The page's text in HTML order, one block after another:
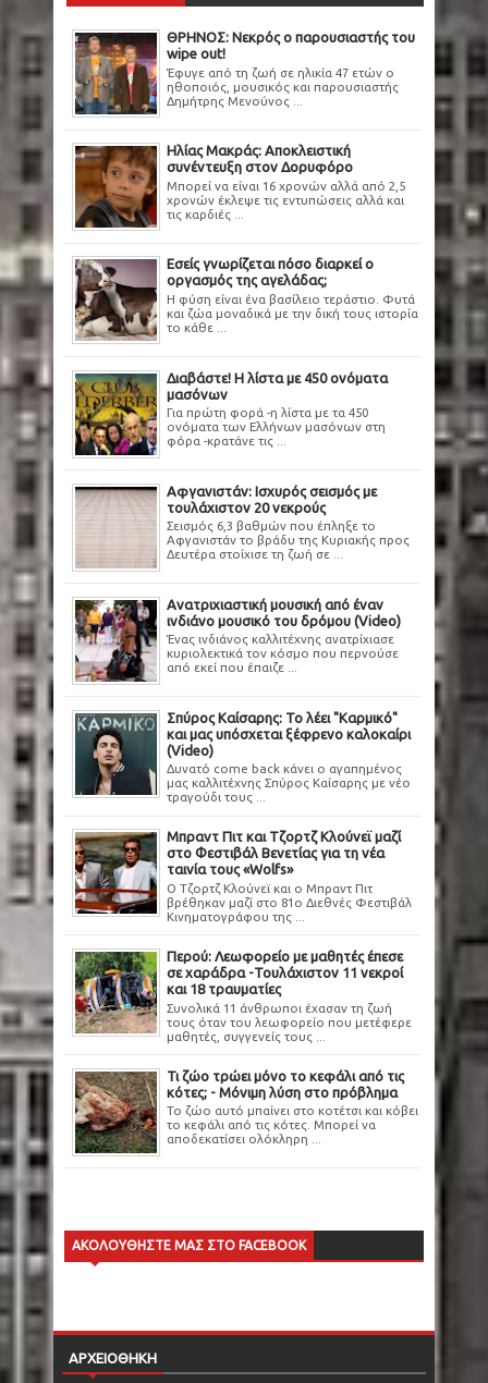
ΘΡΗΝΟΣ: Νεκρός ο παρουσιαστής του
wipe out!
Έφυγε από τη ζωή σε ηλικία 47 ετών ο
ηθοποιός, μουσικός και παρουσιαστής
Δημήτρης Μενούνος ...
Ηλίας Μακράς: Αποκλειστική
συνέντευξη στον Δορυφόρο
Μπορεί να είναι 16 χρονών αλλά από 2,5
χρονών έκλεψε τις εντυπώσεις αλλά και
τις καρδιές ...
Εσείς γνωρίζεται πόσο διαρκεί ο
οργασμός της αγελάδας;
Η φύση είναι ένα βασίλειο τεράστιο. Φυτά
και ζώα μοναδικά με την δική τους ιστορία
το κάθε ...
Διαβάστε! Η λίστα με 450 ονόματα
μασόνων
Για πρώτη φορά -η λίστα με τα 450
ονόματα των Ελλήνων μασόνων στη
φόρα -κρατάνε τις ...
Αφγανιστάν: Ισχυρός σεισμός με
τουλάχιστον 20 νεκρούς
Σεισμός 6,3 βαθμών που έπληξε το
Αφγανιστάν το βράδυ της Κυριακής προς
Δευτέρα στοίχισε τη ζωή σε ...
Ανατριχιαστική μουσική από έναν
ινδιάνο μουσικό του δρόμου (Video)
Ένας ινδιάνος καλλιτέχνης ανατρίχιασε
κυριολεκτικά τον κόσμο που περνούσε
από εκεί που έπαιζε ...
Σπύρος Καίσαρης: Το λέει "Καρμικό"
και μας υπόσχεται ξέφρενο καλοκαίρι
(Video)
Δυνατό come back κάνει ο αγαπημένος
μας καλλιτέχνης Σπύρος Καίσαρης με νέο
τραγούδι τους ...
Μπραντ Πιτ και Τζορτζ Κλούνεϊ μαζί
στο Φεστιβάλ Βενετίας για τη νέα
ταινία τους «Wolfs»
Ο Τζορτζ Κλούνεϊ και ο Μπραντ Πιτ
βρέθηκαν μαζί στο 81ο Διεθνές Φεστιβάλ
Κινηματογράφου της ...
Περού: Λεωφορείο με μαθητές έπεσε
σε χαράδρα -Τουλάχιστον 11 νεκροί
και 18 τραυματίες
Συνολικά 11 άνθρωποι έχασαν τη ζωή
τους όταν του λεωφορείο που μετέφερε
μαθητές, συγγενείς τους ...
Τι ζώο τρώει μόνο το κεφάλι από τις
κότες; - Μόνιμη λύση στο πρόβλημα
Το ζώο αυτό μπαίνει στο κοτέτσι και κόβει
το κεφάλι από τις κότες. Μπορεί να
αποδεκατίσει ολόκληρη ...
ΑΚΟΛΟΥΘΗΣΤΕ ΜΑΣ ΣΤΟ FACEBOOK
ΑΡΧΕΙΟΘΗΚΗ